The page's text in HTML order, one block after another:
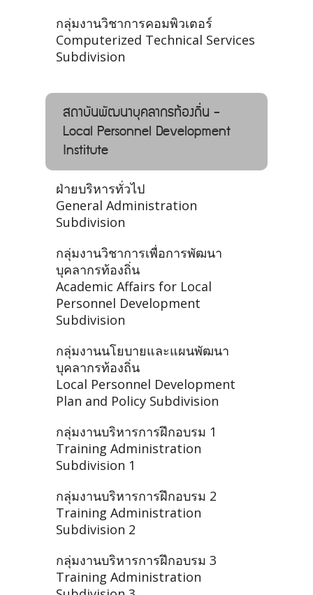
กลุ่มงานวิชาการคอมพิวเตอร์
Computerized Technical Services
Subdivision
สถาบันพัฒนาบุคลากรท้องถิ่น -
Local Personnel Development
Institute
ฝ่ายบริหารทั่วไป
General Administration
Subdivision
กลุ่มงานวิชาการเพื่อการพัฒนา
บุคลากรท้องถิ่น
Academic Affairs for Local
Personnel Development
Subdivision
กลุ่มงานนโยบายและแผนพัฒนา
บุคลากรท้องถิ่น
Local Personnel Development
Plan and Policy Subdivision
กลุ่มงานบริหารการฝึกอบรม 1
Training Administration
Subdivision 1
กลุ่มงานบริหารการฝึกอบรม 2
Training Administration
Subdivision 2
กลุ่มงานบริหารการฝึกอบรม 3
Training Administration